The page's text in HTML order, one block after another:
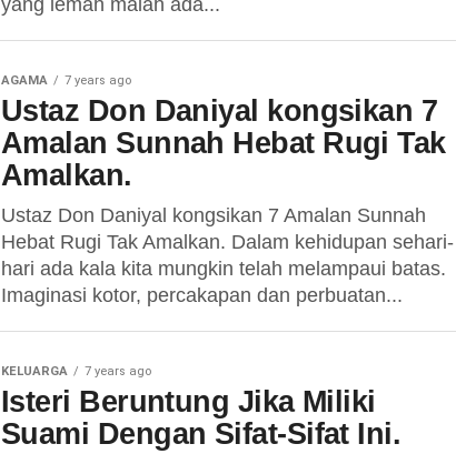
AGAMA 7 years ago
Ustaz Don Daniyal kongsikan 7
Amalan Sunnah Hebat Rugi Tak
Amalkan.
Ustaz Don Daniyal kongsikan 7 Amalan Sunnah
Hebat Rugi Tak Amalkan. Dalam kehidupan sehari-
hari ada kala kita mungkin telah melampaui batas.
Imaginasi kotor, percakapan dan perbuatan...
KELUARGA 7 years ago
Isteri Beruntung Jika Miliki
Suami Dengan Sifat-Sifat Ini.